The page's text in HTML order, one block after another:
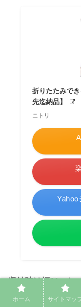
折りたたみで
先迄納品】
ニトリ
Yahoo
収納時は幅11㎝と
できる大容量物干
ホーム サイトマッ